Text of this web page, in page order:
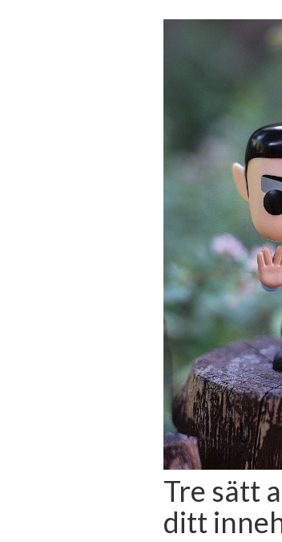
Tre sätt
ditt